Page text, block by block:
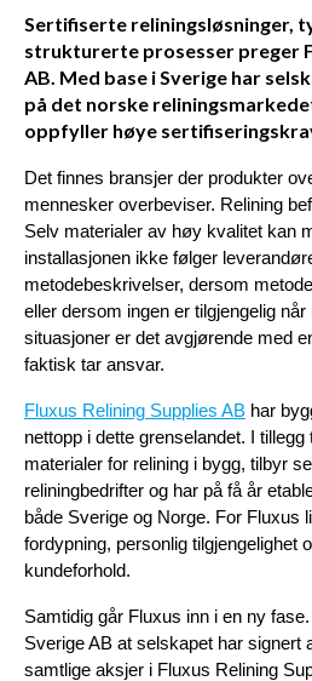
Sertifiserte reliningsløsninger,
strukturerte prosesser preger
AB. Med base i Sverige har
på det norske
oppfyller høye
Det finnes bransjer der produkter
mennesker overbeviser. Relining
Selv materialer av høy kvalitet kan
installasjonen ikke følger
metodebeskrivelser, dersom
eller dersom ingen er tilgjengelig
situasjoner er det avgjørende med
faktisk tar ansvar.
Fluxus Relining Supplies AB har
nettopp i dette grenselandet. I
materialer for relining i bygg, tilbyr
reliningbedrifter og har på få år
både Sverige og Norge. For Fluxus
fordypning, personlig tilgjengelighet
kundeforhold.
Samtidig går Fluxus inn i en ny
Sverige AB at selskapet har signert
samtlige aksjer i Fluxus Relining